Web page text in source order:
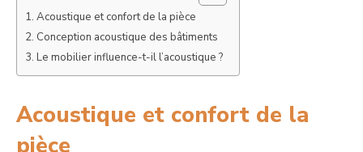
Acoustique et confort de la pièce
Conception acoustique des bâtiments
Le mobilier influence-t-il l’acoustique ?
Acoustique et confort de la
pièce